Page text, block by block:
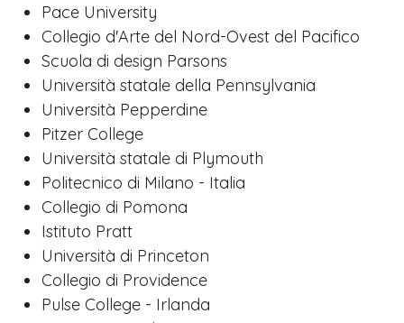
Pace University
Collegio d'Arte del Nord-Ovest del Pacifico
Scuola di design Parsons
Università statale della Pennsylvania
Università Pepperdine
Pitzer College
Università statale di Plymouth
Politecnico di Milano - Italia
Collegio di Pomona
Istituto Pratt
Università di Princeton
Collegio di Providence
Pulse College - Irlanda